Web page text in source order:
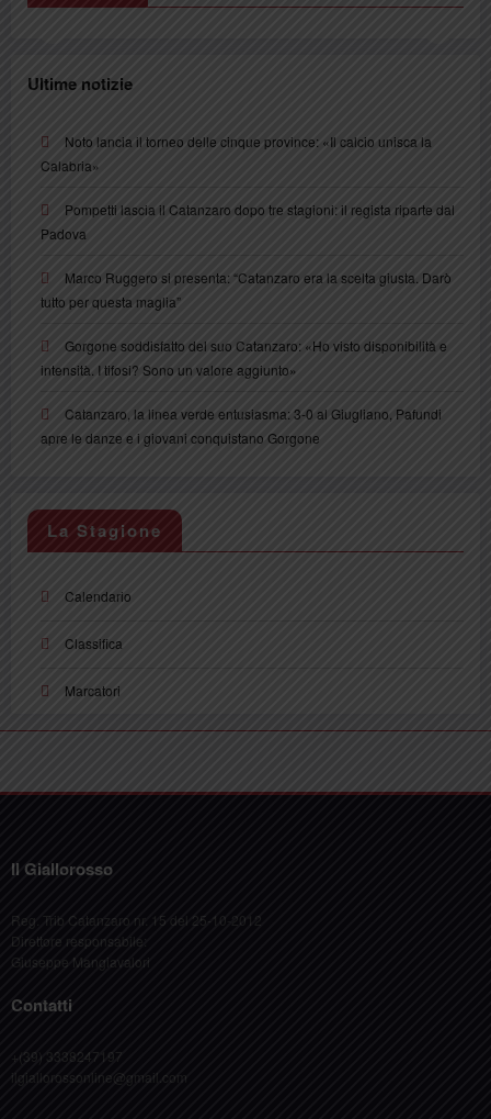
Ultime notizie
Noto lancia il torneo delle cinque province: «Il calcio unisca la
Calabria»
Pompetti lascia il Catanzaro dopo tre stagioni: il regista riparte dal
Padova
Marco Ruggero si presenta: “Catanzaro era la scelta giusta. Darò
tutto per questa maglia”
Gorgone soddisfatto del suo Catanzaro: «Ho visto disponibilità e
intensità. I tifosi? Sono un valore aggiunto»
Catanzaro, la linea verde entusiasma: 3-0 al Giugliano, Pafundi
apre le danze e i giovani conquistano Gorgone
La Stagione
Calendario
Classifica
Marcatori
Il Giallorosso
Reg. Trib Catanzaro nr. 15 del 25-10-2012
Direttore responsabile:
Giuseppe Mangiavalori
Contatti
+(39) 3338247197
ilgiallorossonline@gmail.com